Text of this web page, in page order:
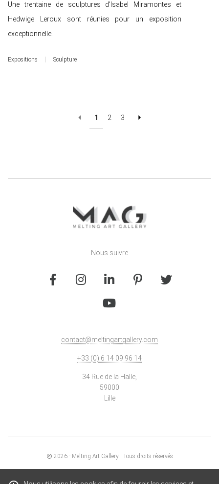
Une trentaine de sculptures d'Isabel Miramontes et
Hedwige Leroux sont réunies pour un exposition
exceptionnelle.
Expositions Sculpture
1 2 3
Nous suivre
contact@meltingartgallery.com
+33 (0) 6 14 09 96 14
34 Rue de la Halle,
59000
Lille
2026- Melting Art Gallery | Tous droits réservés